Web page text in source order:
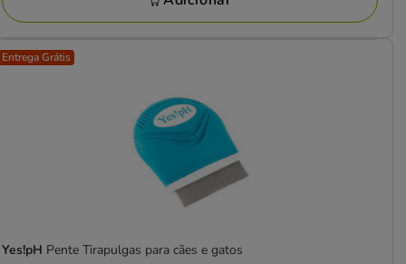
avaliações
Entrega Grátis
Yes!pH Pente Tirapulgas para cães e gatos